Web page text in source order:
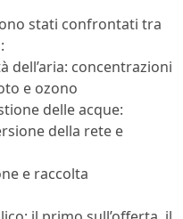
stati confrontati tra
:
dell’aria: concentrazioni
e ozono
delle acque:
della rete e
e raccolta